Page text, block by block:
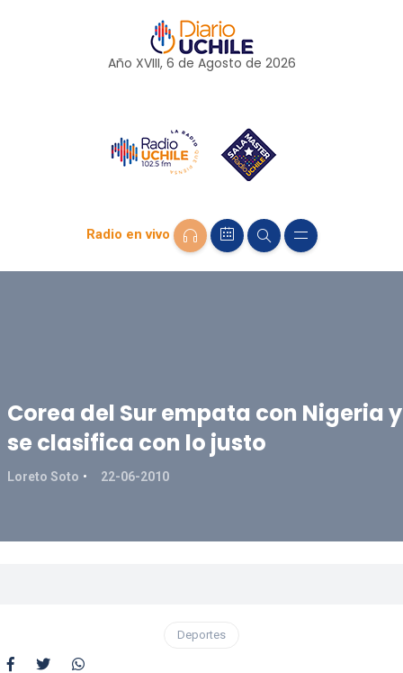
Año XVIII, 6 de Agosto de 2026
Radio en vivo
Corea del Sur empata con Nigeria y
se clasifica con lo justo
Loreto Soto 22-06-2010
Deportes